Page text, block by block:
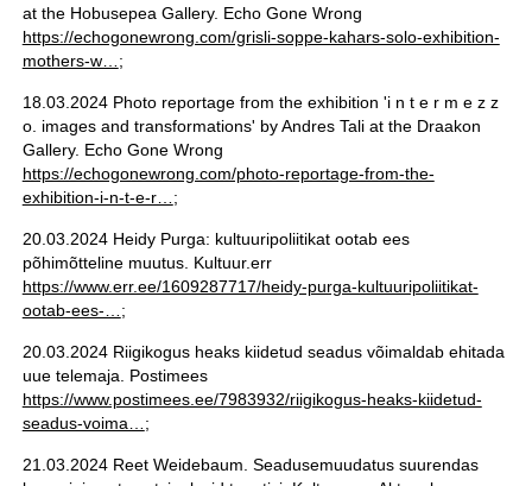
at the Hobusepea Gallery. Echo Gone Wrong
https://echogonewrong.com/grisli-soppe-kahars-solo-exhibition-
mothers-w… ;
18.03.2024 Photo reportage from the exhibition 'i n t e r m e z z
o. images and transformations' by Andres Tali at the Draakon
Gallery. Echo Gone Wrong
https://echogonewrong.com/photo-reportage-from-the-
exhibition-i-n-t-e-r… ;
20.03.2024 Heidy Purga: kultuuripoliitikat ootab ees
põhimõtteline muutus. Kultuur.err
https://www.err.ee/1609287717/heidy-purga-kultuuripoliitikat-
ootab-ees-… ;
20.03.2024 Riigikogus heaks kiidetud seadus võimaldab ehitada
uue telemaja. Postimees
https://www.postimees.ee/7983932/riigikogus-heaks-kiidetud-
seadus-voima… ;
21.03.2024 Reet Weidebaum. Seadusemuudatus suurendas